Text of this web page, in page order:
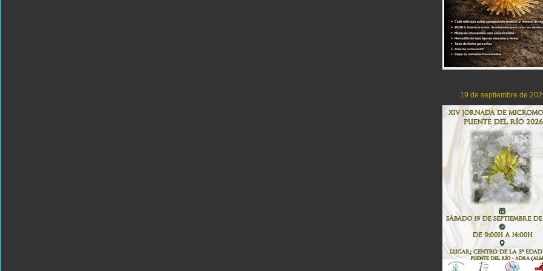
19 de septiembre de